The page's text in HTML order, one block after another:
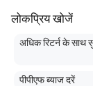
लोकप्रिय खोजें
अधिक रिटर्न के साथ
पीपीएफ ब्याज दरें